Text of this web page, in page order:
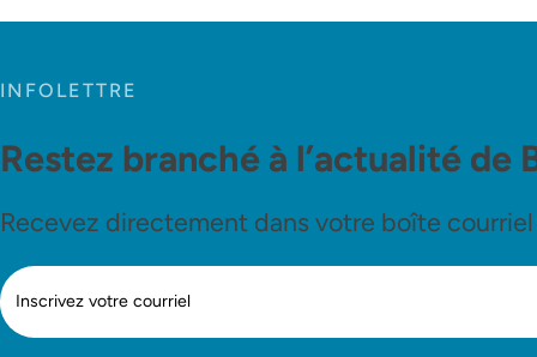
INFOLETTRE
Restez branché à l’actualité de
Recevez directement dans votre boîte